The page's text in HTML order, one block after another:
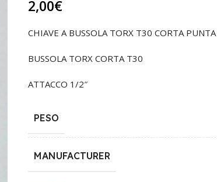
2,00€
CHIAVE A BUSSOLA TORX T30 CORTA
BUSSOLA TORX CORTA T30
ATTACCO 1/2″
PESO
MANUFACTURER